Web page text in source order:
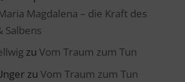
Magdalena – die Kraft des
Salbens
zu Vom Traum zum Tun
zu Vom Traum zum Tun